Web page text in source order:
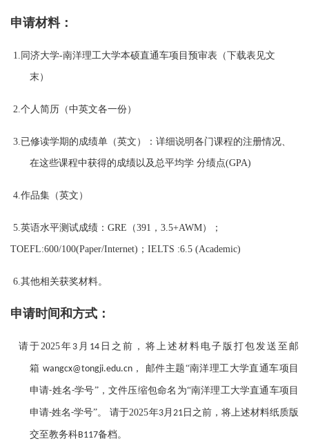
申请材料：
1.同济大学-南洋理工大学本硕直通车项目预审表 （下载表见文
末）
2.个人简历（中英文各一份）
3.已修读学期的成绩单（英文）：详细说明各门课程的注册情况、
在这些课程中获得的成绩以及总平均学 分绩点(GPA)
4.作品集（英文）
5.英语水平测试成绩：GRE（391，3.5+AWM）；
TOEFL:600/100(Paper/Internet)；IELTS :6.5 (Academic)
6.其他相关获奖材料。
申请时间和方式：
请于2025年 3 月 14 日 之前，将上述材料电子版打包发送至邮
箱 wangcx@tongji.edu.cn， 邮件主题“南洋理工大学直通车项目
申请-姓名-学号”，文件压缩包命名为“南洋理工大学直通车项目
申请-姓名-学号”。 请于2025年3月 21日 之前，将上述材料纸质版
交至教务科B117备档。